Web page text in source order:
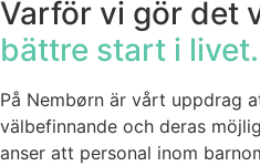
Varför vi gör det
bättre start i livet.
På Nembørn är vårt uppdrag
välbefinnande och deras
anser att personal inom